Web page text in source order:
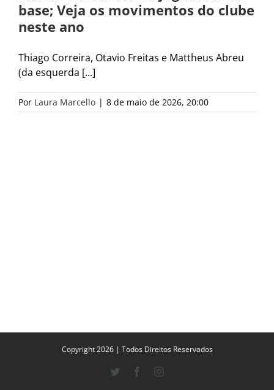
base; Veja os movimentos do clube
neste ano
Thiago Correira, Otavio Freitas e Mattheus Abreu
(da esquerda [...]
Por Laura Marcello | 8 de maio de 2026, 20:00
Copyright 2026 | Todos Direitos Reservados
Twitter FacebookInstagram